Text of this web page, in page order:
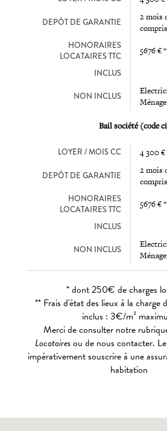
DEPÔT DE GARANTIE
2 mois
HONORAIRES
LOCATAIRES TTC
5676 €
INCLUS
NON INCLUS
Ménage
Bail société (code
LOYER / MOIS CC 4 300 €
DEPÔT DE GARANTIE
2 mois
HONORAIRES
LOCATAIRES TTC
5676 €
INCLUS
NON INCLUS
Ménage
* dont 250€ de charges
** Frais d'état des lieux à la charge
inclus : 3€/m²
Merci de consulter notre
Locatairesou de nous contacter.
impérativement souscrire à une
habitation